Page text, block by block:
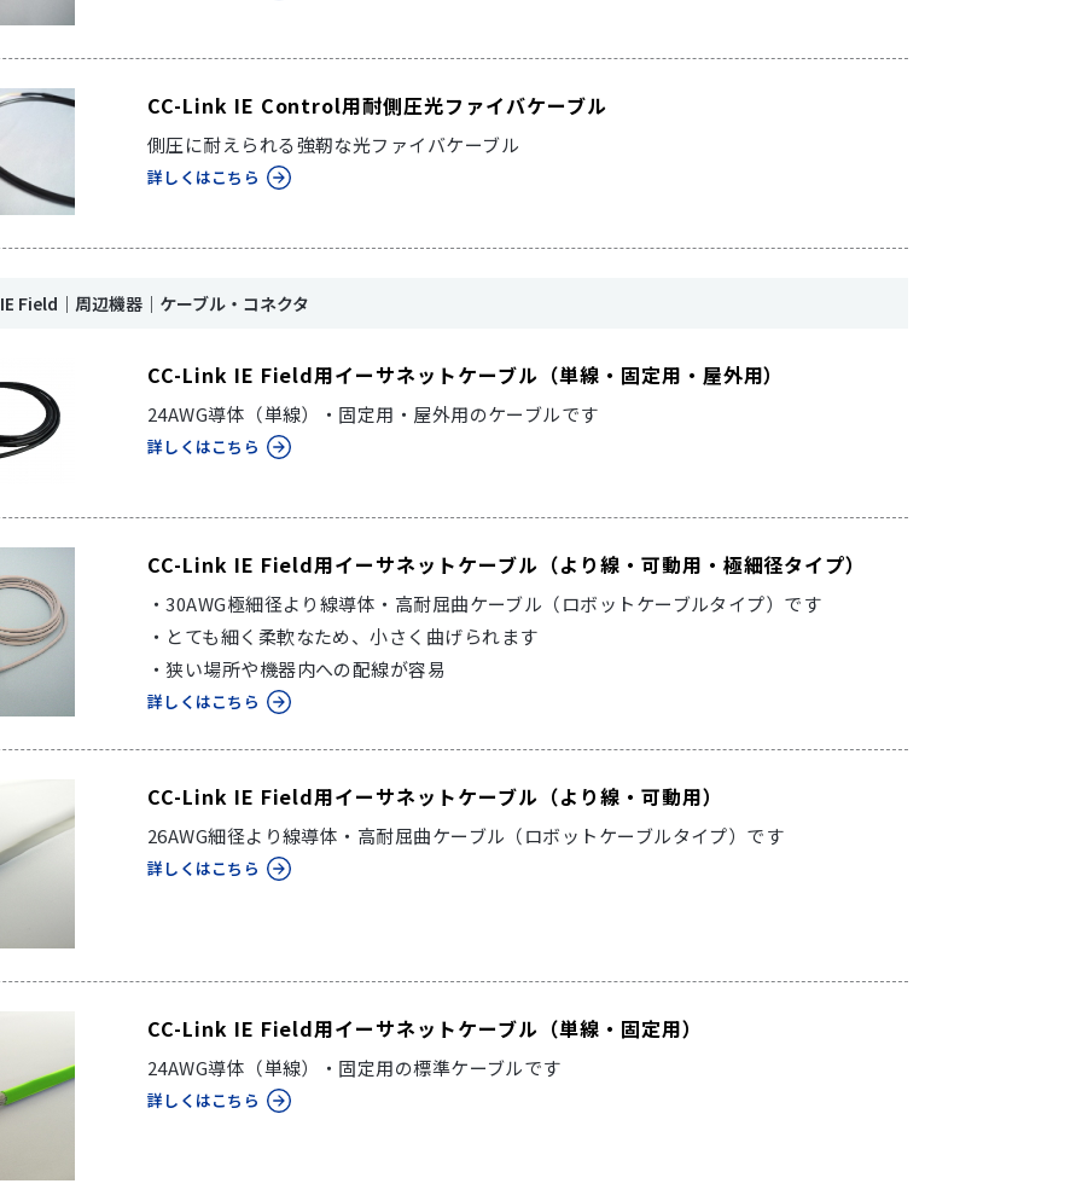
CC-Link IE Control用耐側圧光ファイバケーブル
側圧に耐えられる強靭な光ファイバケーブル
詳しくはこちら
Field｜周辺機器｜ケーブル・コネクタ
CC-Link IE Field用イーサネットケーブル（単線・固定用・屋外用）
24AWG導体（単線）・固定用・屋外用のケーブルです
詳しくはこちら
CC-Link IE Field用イーサネットケーブル（より線・可動用・極細径タイプ）
・30AWG極細径より線導体・高耐屈曲ケーブル（ロボットケーブルタイプ）です
・とても細く柔軟なため、小さく曲げられます
・狭い場所や機器内への配線が容易
詳しくはこちら
CC-Link IE Field用イーサネットケーブル（より線・可動用）
26AWG細径より線導体・高耐屈曲ケーブル（ロボットケーブルタイプ）です
詳しくはこちら
CC-Link IE Field用イーサネットケーブル（単線・固定用）
24AWG導体（単線）・固定用の標準ケーブルです
詳しくはこちら